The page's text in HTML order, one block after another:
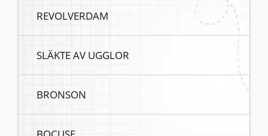
REVOLVERDAM
SLÄKTE AV UGGLOR
BRONSON